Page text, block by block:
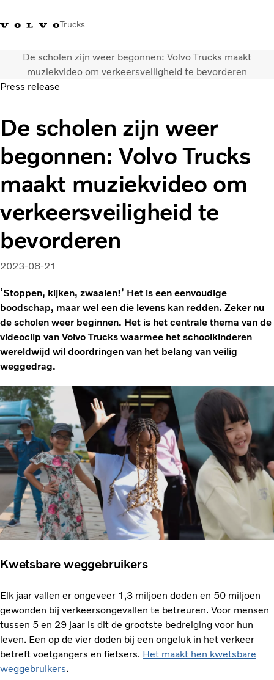
Trucks
ContactKennis vergrotenMerchandiseInloggen Nederland
CO2-reductie
Trucks
Truck Builder
Services
Dealer locator
Nieuws
Over ons
De scholen zijn weer begonnen: Volvo Trucks maakt
muziekvideo om verkeersveiligheid te bevorderen
Press release
De scholen zijn weer
begonnen: Volvo Trucks
maakt muziekvideo om
verkeersveiligheid te
bevorderen
2023-08-21
‘Stoppen, kijken, zwaaien!’ Het is een eenvoudige
boodschap, maar wel een die levens kan redden. Zeker nu
de scholen weer beginnen. Het is het centrale thema van de
videoclip van Volvo Trucks waarmee het schoolkinderen
wereldwijd wil doordringen van het belang van veilig
weggedrag.
Kwetsbare weggebruikers
Elk jaar vallen er ongeveer 1,3 miljoen doden en 50 miljoen
gewonden bij verkeersongevallen te betreuren. Voor mensen
tussen 5 en 29 jaar is dit de grootste bedreiging voor hun
leven. Een op de vier doden bij een ongeluk in het verkeer
betreft voetgangers en fietsers. Het maakt hen kwetsbare
weggebruikers.